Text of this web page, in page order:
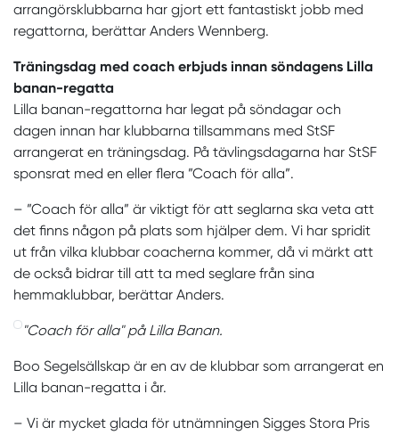
arrangörsklubbarna har gjort ett fantastiskt jobb med
regattorna, berättar Anders Wennberg.
Träningsdag med coach erbjuds innan söndagens Lilla
banan-regatta
Lilla banan-regattorna har legat på söndagar och
dagen innan har klubbarna tillsammans med StSF
arrangerat en träningsdag. På tävlingsdagarna har StSF
sponsrat med en eller flera ”Coach för alla”.
– ”Coach för alla” är viktigt för att seglarna ska veta att
det finns någon på plats som hjälper dem. Vi har spridit
ut från vilka klubbar coacherna kommer, då vi märkt att
de också bidrar till att ta med seglare från sina
hemmaklubbar, berättar Anders.
"Coach för alla" på Lilla Banan.
Boo Segelsällskap är en av de klubbar som arrangerat en
Lilla banan-regatta i år.
– Vi är mycket glada för utnämningen Sigges Stora Pris